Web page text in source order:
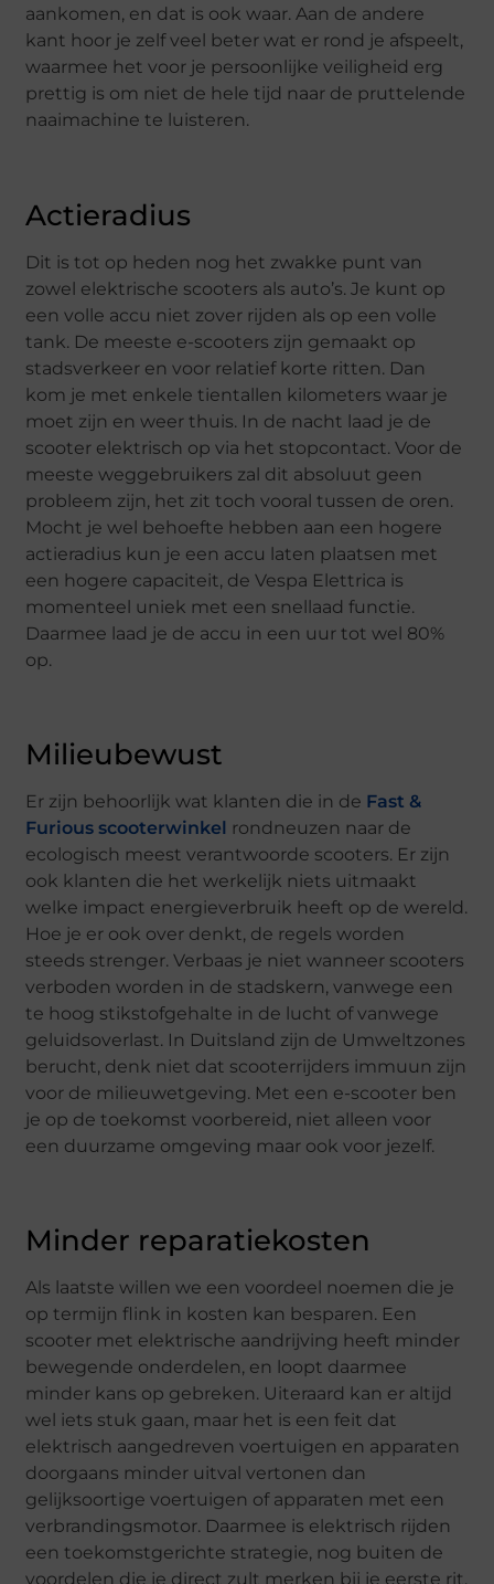
aankomen, en dat is ook waar. Aan de andere
kant hoor je zelf veel beter wat er rond je afspeelt,
waarmee het voor je persoonlijke veiligheid erg
prettig is om niet de hele tijd naar de pruttelende
naaimachine te luisteren.
Actieradius
Dit is tot op heden nog het zwakke punt van
zowel elektrische scooters als auto’s. Je kunt op
een volle accu niet zover rijden als op een volle
tank. De meeste e-scooters zijn gemaakt op
stadsverkeer en voor relatief korte ritten. Dan
kom je met enkele tientallen kilometers waar je
moet zijn en weer thuis. In de nacht laad je de
scooter elektrisch op via het stopcontact. Voor de
meeste weggebruikers zal dit absoluut geen
probleem zijn, het zit toch vooral tussen de oren.
Mocht je wel behoefte hebben aan een hogere
actieradius kun je een accu laten plaatsen met
een hogere capaciteit, de Vespa Elettrica is
momenteel uniek met een snellaad functie.
Daarmee laad je de accu in een uur tot wel 80%
op.
Milieubewust
Er zijn behoorlijk wat klanten die in de Fast &
Furious scooterwinkel rondneuzen naar de
ecologisch meest verantwoorde scooters. Er zijn
ook klanten die het werkelijk niets uitmaakt
welke impact energieverbruik heeft op de wereld.
Hoe je er ook over denkt, de regels worden
steeds strenger. Verbaas je niet wanneer scooters
verboden worden in de stadskern, vanwege een
te hoog stikstofgehalte in de lucht of vanwege
geluidsoverlast. In Duitsland zijn de Umweltzones
berucht, denk niet dat scooterrijders immuun zijn
voor de milieuwetgeving. Met een e-scooter ben
je op de toekomst voorbereid, niet alleen voor
een duurzame omgeving maar ook voor jezelf.
Minder reparatiekosten
Als laatste willen we een voordeel noemen die je
op termijn flink in kosten kan besparen. Een
scooter met elektrische aandrijving heeft minder
bewegende onderdelen, en loopt daarmee
minder kans op gebreken. Uiteraard kan er altijd
wel iets stuk gaan, maar het is een feit dat
elektrisch aangedreven voertuigen en apparaten
doorgaans minder uitval vertonen dan
gelijksoortige voertuigen of apparaten met een
verbrandingsmotor. Daarmee is elektrisch rijden
een toekomstgerichte strategie, nog buiten de
voordelen die je direct zult merken bij je eerste rit.